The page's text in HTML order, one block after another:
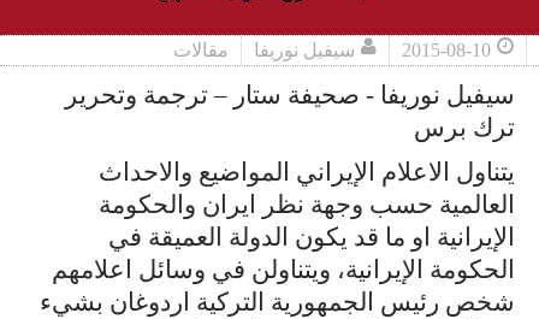
2015-08-10 سيفيل نوريفا مقالات
سيفيل نوريفا - صحيفة ستار – ترجمة وتحرير
ترك برس
يتناول الاعلام الإيراني المواضيع والاحداث
العالمية حسب وجهة نظر ايران والحكومة
الإيرانية او ما قد يكون الدولة العميقة في
الحكومة الإيرانية، ويتناولن في وسائل اعلامهم
شخص رئيس الجمهورية التركية اردوغان بشيء